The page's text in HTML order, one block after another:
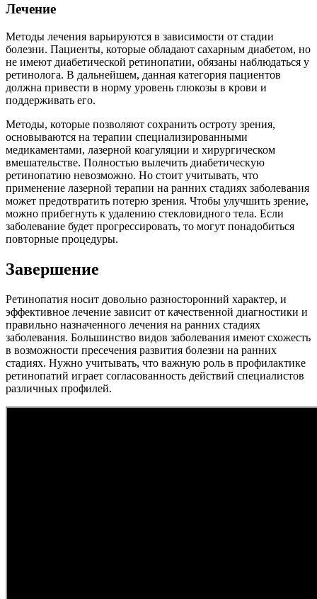
Лечение
Методы лечения варьируются в зависимости от стадии
болезни. Пациенты, которые обладают сахарным диабетом, но
не имеют диабетической ретинопатии, обязаны наблюдаться у
ретинолога. В дальнейшем, данная категория пациентов
должна привести в норму уровень глюкозы в крови и
поддерживать его.
Методы, которые позволяют сохранить остроту зрения,
основываются на терапии специализированными
медикаментами, лазерной коагуляции и хирургическом
вмешательстве. Полностью вылечить диабетическую
ретинопатию невозможно. Но стоит учитывать, что
применение лазерной терапии на ранних стадиях заболевания
может предотвратить потерю зрения. Чтобы улучшить зрение,
можно прибегнуть к удалению стекловидного тела. Если
заболевание будет прогрессировать, то могут понадобиться
повторные процедуры.
Завершение
Ретинопатия носит довольно разносторонний характер, и
эффективное лечение зависит от качественной диагностики и
правильно назначенного лечения на ранних стадиях
заболевания. Большинство видов заболевания имеют схожесть
в возможности пресечения развития болезни на ранних
стадиях. Нужно учитывать, что важную роль в профилактике
ретинопатий играет согласованность действий специалистов
различных профилей.